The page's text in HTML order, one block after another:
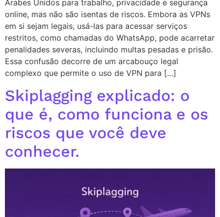
Árabes Unidos para trabalho, privacidade e segurança
online, mas não são isentas de riscos. Embora as VPNs
em si sejam legais, usá-las para acessar serviços
restritos, como chamadas do WhatsApp, pode acarretar
penalidades severas, incluindo multas pesadas e prisão.
Essa confusão decorre de um arcabouço legal
complexo que permite o uso de VPN para […]
Skiplagging explicado: o
que é, como funciona e os
riscos que você deve
conhecer.